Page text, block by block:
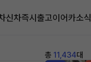
신차즉시출고이어카소식
총 11,434대